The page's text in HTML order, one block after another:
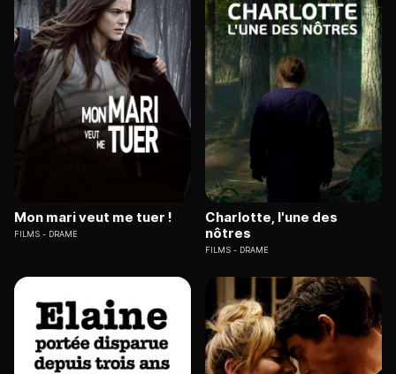
Mon mari veut me tuer !
FILMS DRAME
Charlotte, l'une des
nôtres
FILMS DRAME